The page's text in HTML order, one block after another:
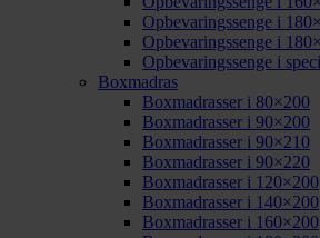
Opbevaringssenge i
Opbevaringssenge i
Opbevaringssenge i
Boxmadras
Boxmadrasser i 80×200
Boxmadrasser i 90×200
Boxmadrasser i 90×210
Boxmadrasser i 90×220
Boxmadrasser i 120×200
Boxmadrasser i 140×200
Boxmadrasser i 160×200